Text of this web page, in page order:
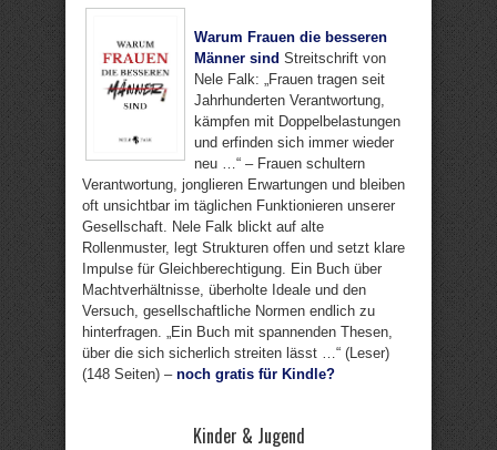
Warum Frauen die besseren
Männer sind Streitschrift von
Nele Falk: „Frauen tragen seit
Jahrhunderten Verantwortung,
kämpfen mit Doppelbelastungen
und erfinden sich immer wieder
neu …“ – Frauen schultern
Verantwortung, jonglieren Erwartungen und bleiben
oft unsichtbar im täglichen Funktionieren unserer
Gesellschaft. Nele Falk blickt auf alte
Rollenmuster, legt Strukturen offen und setzt klare
Impulse für Gleichberechtigung. Ein Buch über
Machtverhältnisse, überholte Ideale und den
Versuch, gesellschaftliche Normen endlich zu
hinterfragen. „Ein Buch mit spannenden Thesen,
über die sich sicherlich streiten lässt …“ (Leser)
(148 Seiten) – noch gratis für Kindle?
Kinder & Jugend